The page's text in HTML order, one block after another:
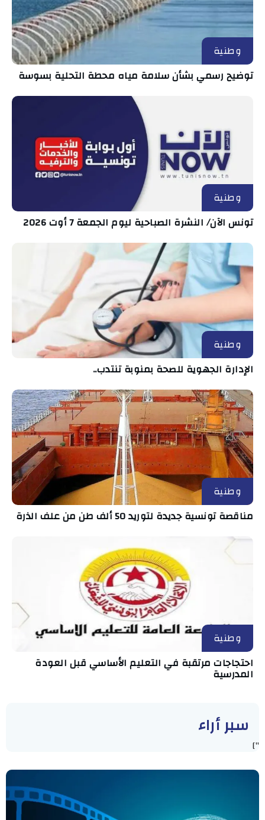
وطنية
توضيح رسمي بشأن سلامة مياه محطة التحلية بسوسة
وطنية
تونس الآن/ النشرة الصباحية ليوم الجمعة 7 أوت 2026
وطنية
الإدارة الجهوية للصحة بمنوبة تنتدب..
وطنية
مناقصة تونسية جديدة لتوريد 50 ألف طن من علف الذرة
وطنية
احتجاجات مرتقبة في التعليم الأساسي قبل العودة
المدرسية
سبر أراء
"]